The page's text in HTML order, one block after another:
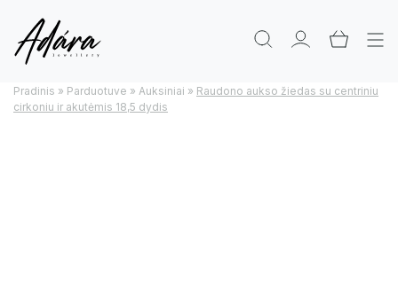
Pradinis » Parduotuve » Auksiniai » Raudono aukso žiedas su centriniu
cirkoniu ir akutėmis 18,5 dydis